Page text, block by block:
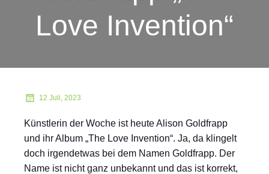
Love Invention“
12 Juli, 2023
Künstlerin der Woche ist heute Alison Goldfrapp
und ihr Album „The Love Invention“. Ja, da klingelt
doch irgendetwas bei dem Namen Goldfrapp. Der
Name ist nicht ganz unbekannt und das ist korrekt,